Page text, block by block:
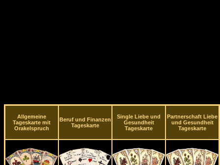
Allgemeine
Tageskarte mit
Orakelspruch
Beruf und Finanzen
Tageskarte
Single Liebe und
Gesundheit
Tageskarte
Partnerschaft Liebe
und Gesundheit
Tageskarte